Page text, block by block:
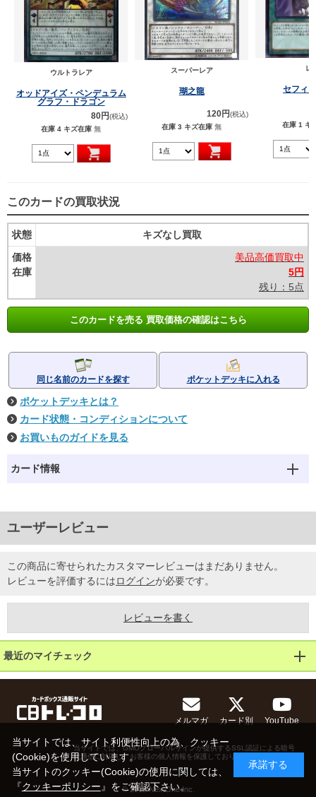
ウルトラレア
オッドアイズ・ペンデュラム
グラフ・ドラゴン
80円(税込)
在庫 4 キズ在庫 無
スーパーレア
瑚之龍
120円(税込)
在庫 3 キズ在庫 無
レ
セフィ
在庫 1 キ
このカードの買取状況
状態
価格
在庫
キズなし買取
美品高価買取中
5円
残り：5点
このカードを売る 買取価格の確認はこちら
同じ名前のカードを探す ポケットデッキに入れる
ポケットデッキとは？
カード状態・コンディションについて
お買いものガイドを見る
カード情報
ユーザーレビュー
この商品に寄せられたカスタマーレビューはまだありません。
レビューを評価するにはログインが必要です。
レビューを書く
最近のマイチェック
メルマガ カード別 YouTube
当サイトでは、GMOグローバルサインが提供するSSL認証による暗号
化通信に対応し、お客様の個人情報を保護しております。
© 2013 NextOne Inc.
当サイトでは、サイト利便性向上の為、クッキー
(Cookie)を使用しています。
当サイトのクッキー(Cookie)の使用に関しては、
『クッキーポリシー』をご確認下さい。
承諾する